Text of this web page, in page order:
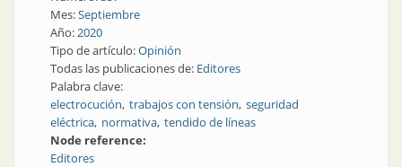
Mes:Septiembre
Año:2020
Tipo de artículo:Opinión
Todas las publicaciones de: Editores
Palabra clave:
electrocución trabajos con tensión seguridad
eléctrica normativa tendido de líneas
Node reference:
Editores